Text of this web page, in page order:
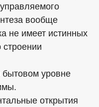
вообще
не имеет истинных
бытовом уровне
открытия